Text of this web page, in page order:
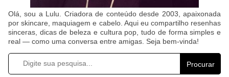
Olá, sou a Lulu. Criadora de conteúdo desde 2003, apaixonada
por skincare, maquiagem e cabelo. Aqui eu compartilho resenhas
sinceras, dicas de beleza e cultura pop, tudo de forma simples e
real — como uma conversa entre amigas. Seja bem-vinda!
Procurar